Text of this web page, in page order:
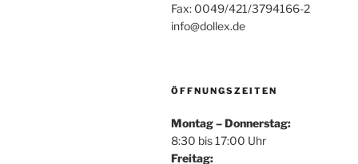
Fax: 0049/421/3794166-2
info@dollex.de
ÖFFNUNGSZEITEN
Montag – Donnerstag:
8:30 bis 17:00 Uhr
Freitag: